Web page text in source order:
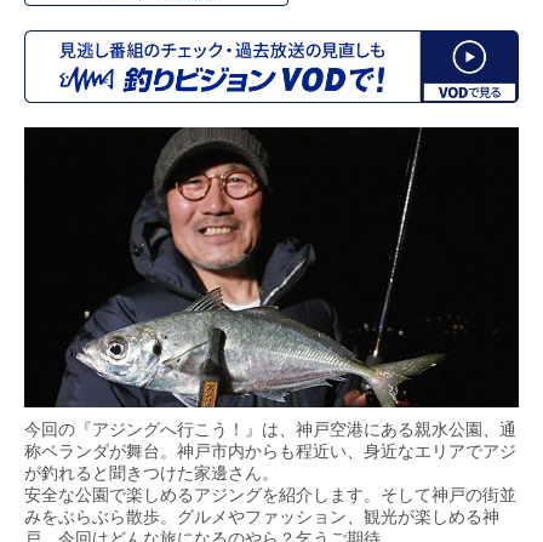
今回の『アジングへ行こう！』は、神戸空港にある親水公園、通
称ベランダが舞台。神戸市内からも程近い、身近なエリアでアジ
が釣れると聞きつけた家邊さん。
安全な公園で楽しめるアジングを紹介します。そして神戸の街並
みをぶらぶら散歩。グルメやファッション、観光が楽しめる神